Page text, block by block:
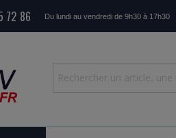
72 86 Du lundi au vendredi de 9h30 à 17h30